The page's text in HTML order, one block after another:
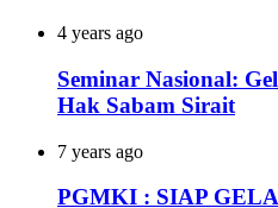
4 years ago
Seminar Nasional:
Hak Sabam Sirait
7 years ago
PGMKI : SIAP